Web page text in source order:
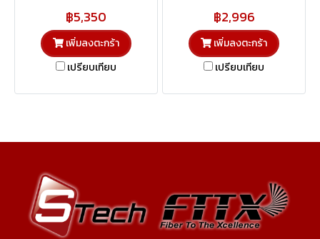
฿5,350
เพิ่มลงตะกร้า
เปรียบเทียบ
CLV200B
฿2,996
เพิ่มลงตะกร้า
เปรียบเทียบ